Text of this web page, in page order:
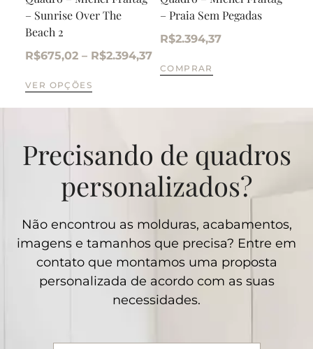
– Sunrise Over The
Beach 2
R$675,02 – R$2.394,37
VER OPÇÕES
– Praia Sem Pegadas
R$2.394,37
COMPRAR
Precisando de quadros
personalizados?
Não encontrou as molduras, acabamentos,
imagens e tamanhos que precisa? Entre em
contato que montamos uma proposta
personalizada de acordo com as suas
necessidades.